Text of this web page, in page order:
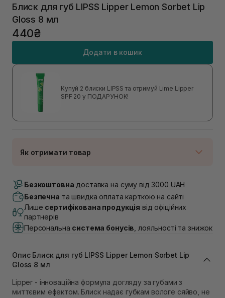
Блиск для губ LIPSS Lipper Lemon Sorbet Lip
Gloss 8 мл
440₴
Додати в кошик
Купуй 2 блиски LIPSS та отримуй Lime Lipper
SPF 20 у ПОДАРУНОК!
Як отримати товар
Немає в наявності!
В наявності
Самовивіз м. Львів, вул. Академіка Підстригача, 1В
(Duck’s Lake)
Немає в наявності!
Самовивіз м. Львів, вул. Степана Бандери 45
Самовивіз м. Рівне, вул. 16-го Липня, 15
В наявності
Безкоштовна доставка на суму від 3000 UAH
Безпечна та швидка оплата карткою на сайті
Лише сертифікована продукція від офіційних
партнерів
Персональна система бонусів , лояльності та знижок
Опис Блиск для губ LIPSS Lipper Lemon Sorbet Lip
Gloss 8 мл
Lipper - інноваційна формула догляду за губами з
миттєвим ефектом. Блиск надає губкам вологе сяйво, не